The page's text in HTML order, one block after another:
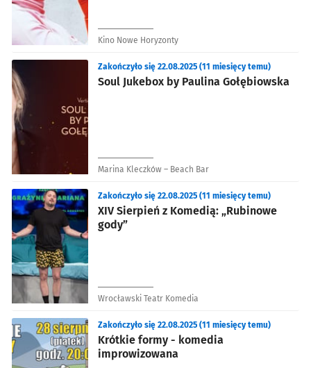
Kino Nowe Horyzonty
Soul Jukebox by Paulina Gołębiowska
Zakończyło się 22.08.2025 (11 miesięcy temu)
Marina Kleczków – Beach Bar
XIV Sierpień z Komedią: „Rubinowe
gody”
Zakończyło się 22.08.2025 (11 miesięcy temu)
Wrocławski Teatr Komedia
Krótkie formy - komedia
improwizowana
Zakończyło się 22.08.2025 (11 miesięcy temu)